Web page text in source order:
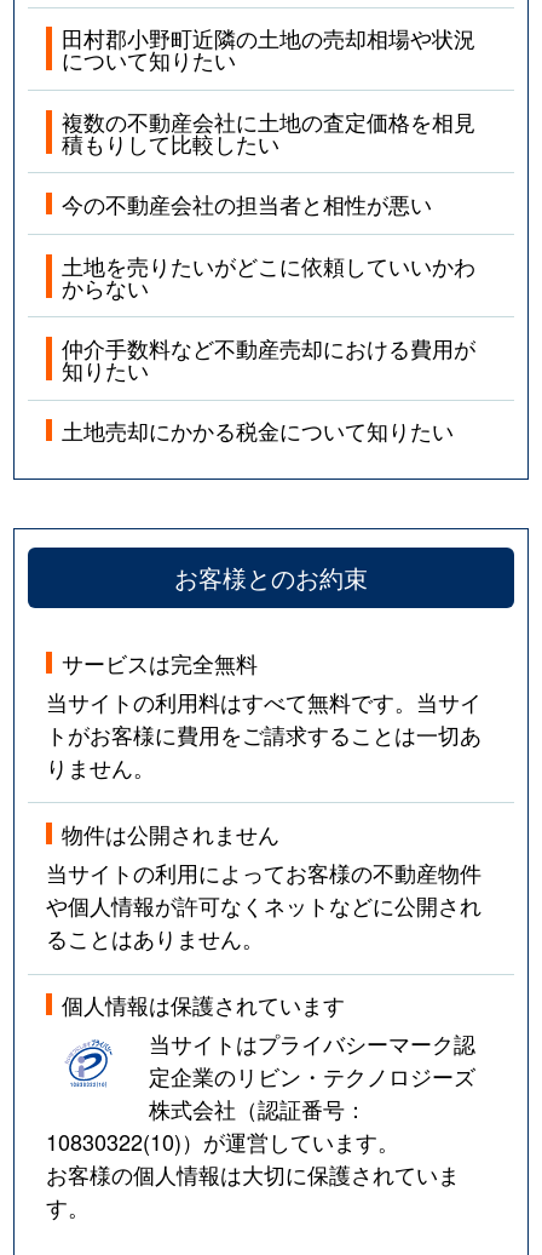
田村郡小野町近隣の土地の売却相場や状況
について知りたい
複数の不動産会社に土地の査定価格を相見
積もりして比較したい
今の不動産会社の担当者と相性が悪い
土地を売りたいがどこに依頼していいかわ
からない
仲介手数料など不動産売却における費用が
知りたい
土地売却にかかる税金について知りたい
お客様とのお約束
サービスは完全無料
当サイトの利用料はすべて無料です。当サイ
トがお客様に費用をご請求することは一切あ
りません。
物件は公開されません
当サイトの利用によってお客様の不動産物件
や個人情報が許可なくネットなどに公開され
ることはありません。
個人情報は保護されています
当サイトはプライバシーマーク認
定企業のリビン・テクノロジーズ
株式会社（認証番号：
10830322(10)）が運営しています。
お客様の個人情報は大切に保護されていま
す。